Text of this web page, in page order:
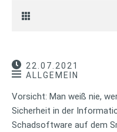
22.07.2021
ALLGEMEIN
Vorsicht: Man weiß nie,
Sicherheit in der
Schadsoftware auf dem